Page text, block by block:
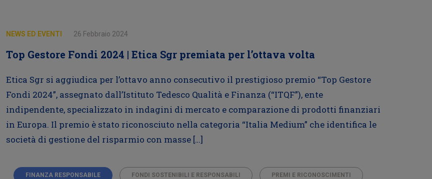
NEWS ED EVENTI 26 Febbraio 2024
Top Gestore Fondi 2024 | Etica Sgr premiata per l’ottava volta
Etica Sgr si aggiudica per l’ottavo anno consecutivo il prestigioso premio “Top Gestore
Fondi 2024”, assegnato dall’Istituto Tedesco Qualità e Finanza (“ITQF”), ente
indipendente, specializzato in indagini di mercato e comparazione di prodotti finanziari
in Europa. Il premio è stato riconosciuto nella categoria “Italia Medium” che identifica le
società di gestione del risparmio con masse […]
FINANZA RESPONSABILE FONDI SOSTENIBILI E RESPONSABILI PREMI E RICONOSCIMENTI